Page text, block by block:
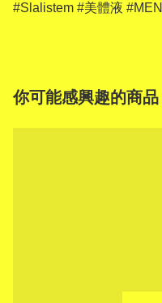
#Slalistem #美體液
你可能感興趣的商品